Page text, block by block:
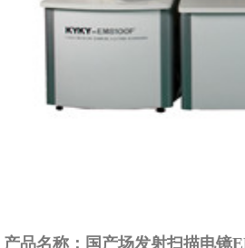
产品名称：国产场发射扫描电镜